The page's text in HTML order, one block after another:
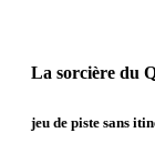
La sorcière du
jeu de piste sans